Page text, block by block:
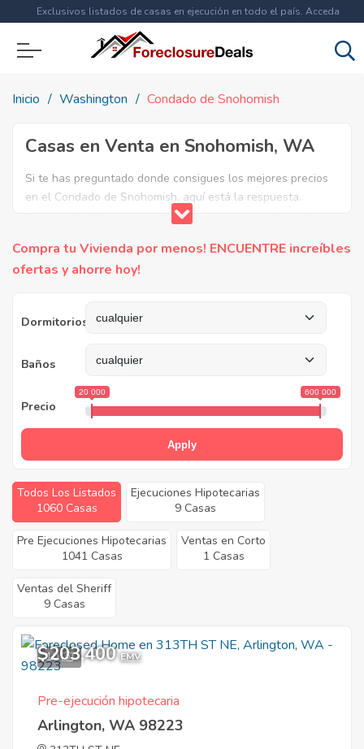
Exclusivos listados de casas en ejecución en todo el país. Acceda
ahora a
Inicio Washington Condado de Snohomish
Casas en Venta en Snohomish, WA
Si te has preguntado donde consigues los mejores precios
en el Condado de Snohomish, aquí está la respuesta.
Tenemos la lista mas completa de casas en venta en el
comprar por menos? Ahorra en grande y compra casas
reposeídas en el Condado de Snohomish, WA.
Compra tu Vivienda por menos! ENCUENTRE increíbles
ofertas y ahorre hoy!
Dormitorios
Baños
Precio
20 000 600 000
Apply
Todos Los Listados
1060 Casas
Ejecuciones Hipotecarias
9 Casas
Pre Ejecuciones Hipotecarias
1041 Casas
Ventas en Corto
1 Casas
Ventas del Sheriff
9 Casas
10
$203,400 EMV
Pre-ejecución hipotecaria
Arlington, WA 98223